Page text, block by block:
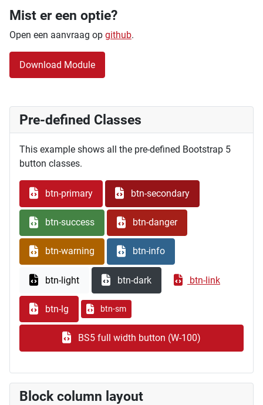
Mist er een optie?
Open een aanvraag op github.
Download Module
Pre-defined Classes
This example shows all the pre-defined Bootstrap 5
button classes.
btn-primary btn-secondary
btn-success btn-danger
btn-warning btn-info
btn-light btn-dark btn-link
btn-lg btn-sm
BS5 full width button (W-100)
Block column layout